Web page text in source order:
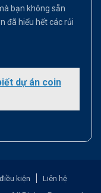
bạn không sẵn
đã hiểu hết các rủi
dự án coin
kiện Liên hệ